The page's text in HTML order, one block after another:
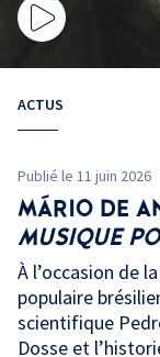
ACTUS
Publié le 11 juin 2026
MÁRIO DE
MUSIQUE
À l’occasion de
populaire
scientifique
Dosse et